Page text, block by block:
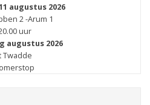
augustus 2026
2 -Arum 1
uur
augustus 2026
Twadde